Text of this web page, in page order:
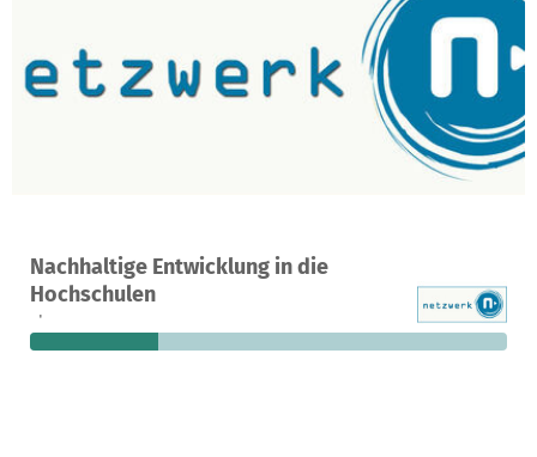
Nachhaltige Entwicklung in die
Hochschulen
Ein Projekt in Berlin, Deutschland
8 27 % 569 €
fehlen noch